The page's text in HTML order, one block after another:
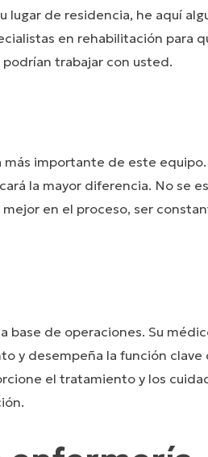
lugar de residencia, he aquí
en rehabilitación para
trabajar con usted.
más importante de este
la mayor diferencia. No se
en el proceso, ser
base de operaciones. Su
y desempeña la función
el tratamiento y los